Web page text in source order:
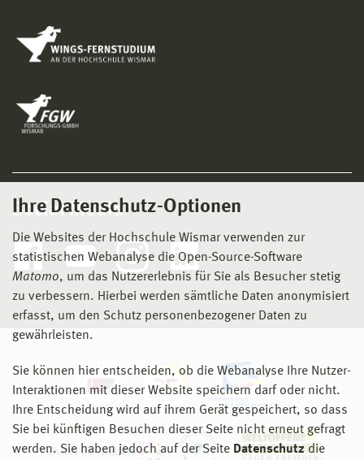
Ihre Datenschutz-Optionen
Die Websites der Hochschule Wismar verwenden zur
statistischen Webanalyse die Open-Source-Software
Matomo, um das Nutzererlebnis für Sie als Besucher stetig
zu verbessern. Hierbei werden sämtliche Daten anonymisiert
erfasst, um den Schutz personenbezogener Daten zu
gewährleisten.
Sie können hier entscheiden, ob die Webanalyse Ihre Nutzer-
Interaktionen mit dieser Website speichern darf oder nicht.
Ihre Entscheidung wird auf ihrem Gerät gespeichert, so dass
Sie bei künftigen Besuchen dieser Seite nicht erneut gefragt
werden. Sie haben jedoch auf der Seite Datenschutz die
Social Media